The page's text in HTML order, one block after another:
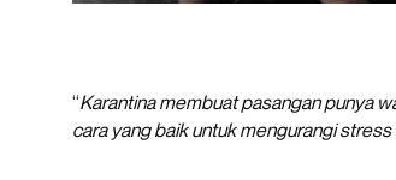
“Karantina membuat pasangan punya
cara yang baik untuk mengurangi